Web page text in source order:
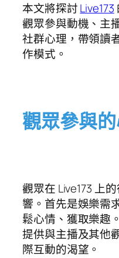
本文將探討Live173
觀眾參與動機、主
社群心理，帶領讀
作模式。
觀眾參與
觀眾在 Live173 上
響。首先是娛樂需
鬆心情、獲取樂趣
提供與主播及其他
際互動的渴望。